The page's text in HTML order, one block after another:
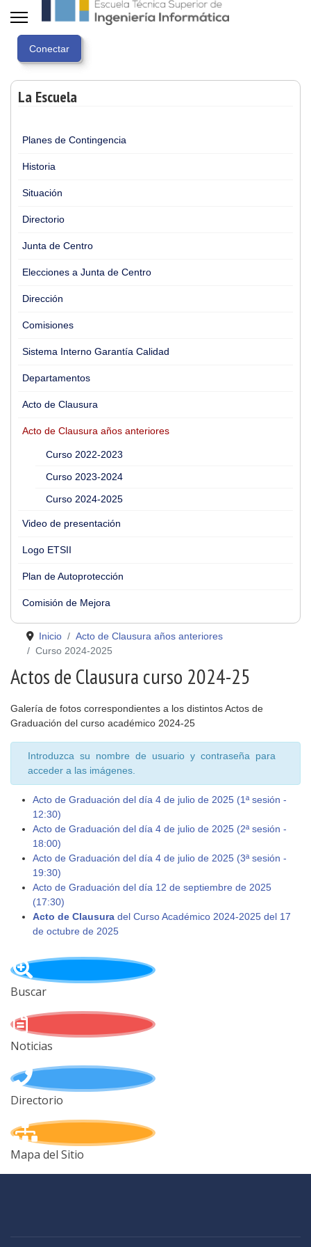
La Escuela
Planes de Contingencia
Historia
Situación
Directorio
Junta de Centro
Elecciones a Junta de Centro
Dirección
Comisiones
Sistema Interno Garantía Calidad
Departamentos
Acto de Clausura
Acto de Clausura años anteriores
Curso 2022-2023
Curso 2023-2024
Curso 2024-2025
Video de presentación
Logo ETSII
Plan de Autoprotección
Comisión de Mejora
Inicio
Acto de Clausura años anteriores
Curso 2024-2025
Actos de Clausura curso 2024-25
Galería de fotos correspondientes a los distintos Actos de
Graduación del curso académico 2024-25
Introduzca su nombre de usuario y contraseña para
acceder a las imágenes.
Acto de Graduación del día 4 de julio de 2025 (1ª sesión -
12:30)
Acto de Graduación del día 4 de julio de 2025 (2ª sesión -
18:00)
Acto de Graduación del día 4 de julio de 2025 (3ª sesión -
19:30)
Acto de Graduación del día 12 de septiembre de 2025
(17:30)
Acto de Clausura del Curso Académico 2024-2025 del 17
de octubre de 2025
Buscar
Noticias
Directorio
Mapa del Sitio